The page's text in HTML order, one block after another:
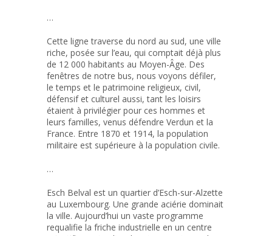
…
Cette ligne traverse du nord au sud, une ville
riche, posée sur l’eau, qui comptait déjà plus
de 12 000 habitants au Moyen-Âge. Des
fenêtres de notre bus, nous voyons défiler,
le temps et le patrimoine religieux, civil,
défensif et culturel aussi, tant les loisirs
étaient à privilégier pour ces hommes et
leurs familles, venus défendre Verdun et la
France. Entre 1870 et 1914, la population
militaire est supérieure à la population civile.
…
Esch Belval est un quartier d’Esch-sur-Alzette
au Luxembourg. Une grande aciérie dominait
la ville. Aujourd’hui un vaste programme
requalifie la friche industrielle en un centre